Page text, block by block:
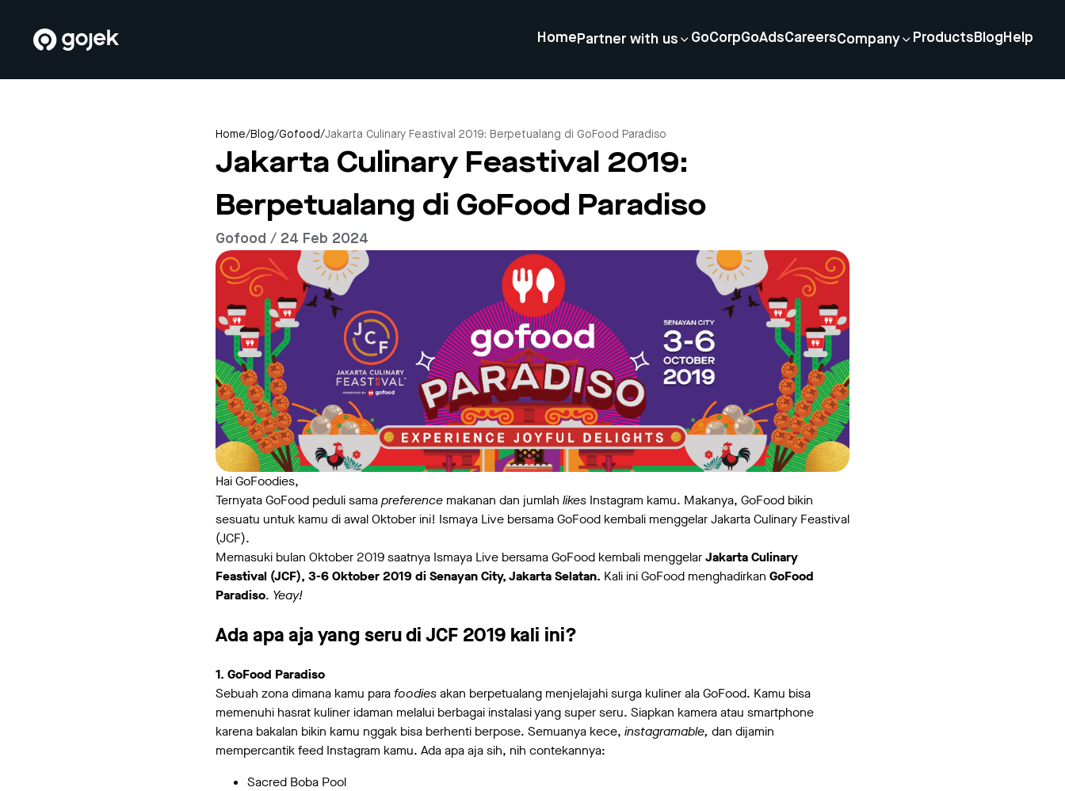
Home Partner with us GoCorpGoAdsCareersCompany Products Blog Help
Home/Blog/Gofood/Jakarta Culinary Feastival 2019: Berpetualang di GoFood Paradiso
Jakarta Culinary Feastival 2019:
Berpetualang di GoFood Paradiso
Gofood / 24 Feb 2024
Hai GoFoodies,
Ternyata GoFood peduli samapreference makanan dan jumlah likes Instagram kamu. Makanya, GoFood bikin
sesuatu untuk kamu di awal Oktober ini! Ismaya Live bersama GoFood kembali menggelar Jakarta Culinary Feastival
(JCF).
Memasuki bulan Oktober 2019 saatnya Ismaya Live bersama GoFood kembali menggelarJakarta Culinary
Feastival (JCF), 3-6 Oktober 2019 di Senayan City, Jakarta Selatan. Kali ini GoFood menghadirkan GoFood
Paradiso. Yeay!
Ada apa aja yang seru di JCF 2019 kali ini?
1. GoFood Paradiso
Sebuah zona dimana kamu para foodiesakan berpetualang menjelajahi surga kuliner ala GoFood. Kamu bisa
memenuhi hasrat kuliner idaman melalui berbagai instalasi yang super seru. Siapkan kamera atau smartphone
karena bakalan bikin kamu nggak bisa berhenti berpose. Semuanya kece, instagramable, dan dijamin
mempercantik feed Instagram kamu. Ada apa aja sih, nih contekannya:
Sacred Boba Pool